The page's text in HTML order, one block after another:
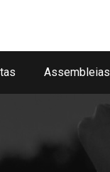
Assembleias